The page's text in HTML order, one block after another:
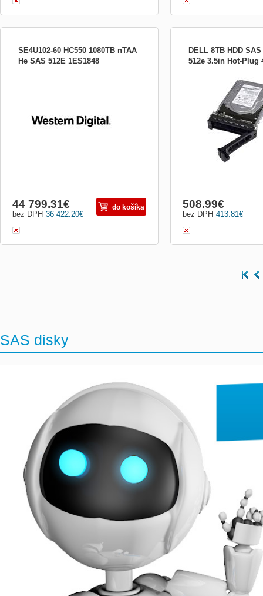
SE4U102-60 HC550 1080TB nTAA
He SAS 512E 1ES1848
36 422.20€
bez DPH
44 799.31€ do košíka
DELL 8TB HDD
512e 3.5in Hot-Plug
Úložiště počítače
8TB pevný disk od
nabízí rychlost otáčení
rychlý přístup k datům. S
dosahuje tento disk
dat. Model: Dell 400-
Typ disku: ...
413.81€
bez DPH
508.99€
SAS disky